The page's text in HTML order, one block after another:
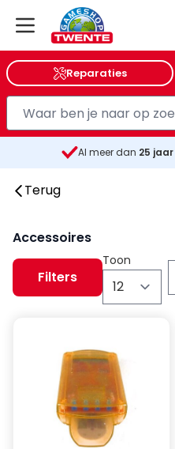
Reparaties
Al meer dan 25 jaar
Terug
Accessoires
Filters
Toon